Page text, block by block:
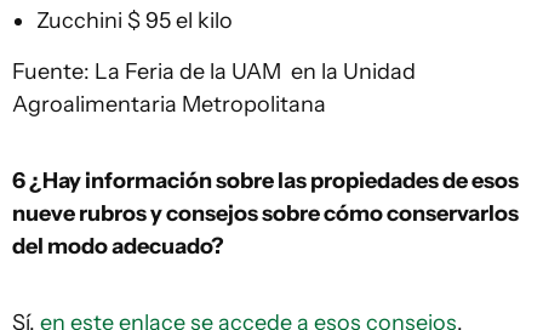
Zucchini $ 95 el kilo
Fuente: La Feria de la UAM en la Unidad
Agroalimentaria Metropolitana
6 ¿Hay información sobre las propiedades de esos
nueve rubros y consejos sobre cómo conservarlos
del modo adecuado?
Sí, en este enlace se accede a esos consejos,